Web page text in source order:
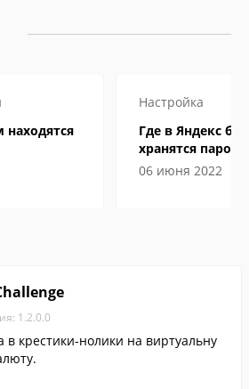
находятся
Настройка
Где в Яндекс
хранятся пароли
06 июня 2022
1.2.0.0
в крестики-нолики на виртуальну